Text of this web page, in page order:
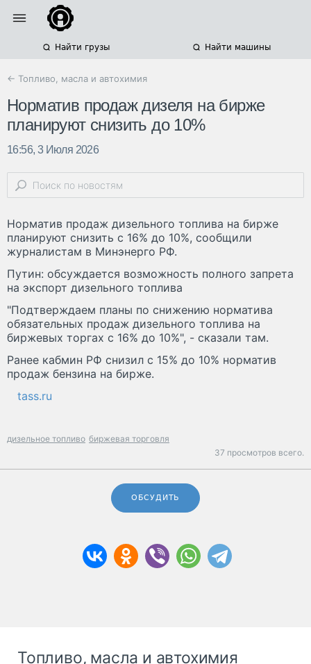
Найти грузы Найти машины
← Топливо, масла и автохимия
Норматив продаж дизеля на бирже
планируют снизить до 10%
16:56, 3 Июля 2026
Норматив продаж дизельного топлива на бирже
планируют снизить с 16% до 10%, сообщили
журналистам в Минэнерго РФ.
Путин: обсуждается возможность полного запрета
на экспорт дизельного топлива
"Подтверждаем планы по снижению норматива
обязательных продаж дизельного топлива на
биржевых торгах с 16% до 10%", - сказали там.
Ранее кабмин РФ снизил с 15% до 10% норматив
продаж бензина на бирже.
tass.ru
дизельное топливо биржевая торговля
37 просмотров всего.
ОБСУДИТЬ
Топливо, масла и автохимия